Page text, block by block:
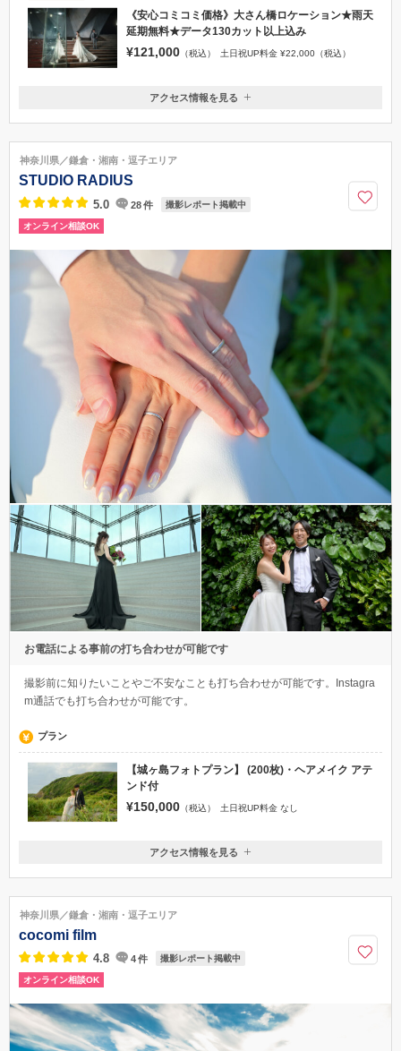
《安心コミコミ価格》大さん橋ロケーション★雨天
延期無料★データ130カット以上込み
¥121,000 （税込） 土日祝UP料金 ¥22,000（税込）
神奈川県横浜市中区仲尾台7
045-628-2750
アクセス情報を見る
神奈川県／鎌倉・湘南・逗子エリア
STUDIO RADIUS
5.0 28件 撮影レポート掲載中
オンライン相談OK
お電話による事前の打ち合わせが可能です
撮影前に知りたいことやご不安なことも打ち合わせが可能です。Instagra
m通話でも打ち合わせが可能です。
プラン
【城ヶ島フォトプラン】 (200枚)・ヘアメイク アテ
ンド付
¥150,000 （税込） 土日祝UP料金 なし
神奈川県神奈川県藤沢市村岡東
080-2023-3082
アクセス情報を見る
神奈川県／鎌倉・湘南・逗子エリア
cocomi film
4.8 4件 撮影レポート掲載中
オンライン相談OK